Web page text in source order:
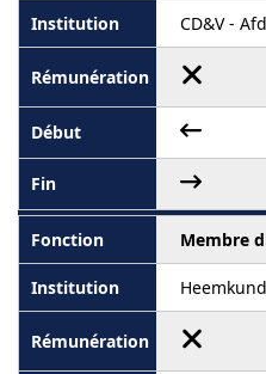
CD&V -
Membre